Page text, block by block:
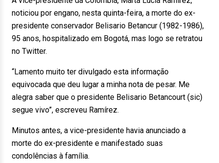
noticiou por engano, nesta quinta-feira, a morte do ex-
presidente conservador Belisario Betancur (1982-1986),
95 anos, hospitalizado em Bogotá, mas logo se retratou
no Twitter.
“Lamento muito ter divulgado esta informação
equivocada que deu lugar a minha nota de pesar. Me
alegra saber que o presidente Belisario Betancourt (sic)
segue vivo”, escreveu Ramírez.
Minutos antes, a vice-presidente havia anunciado a
morte do ex-presidente e manifestado suas
condolências à família.